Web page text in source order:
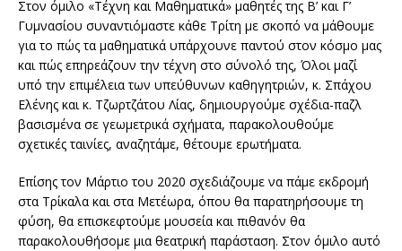
Στον όμιλο «Τέχνη και Μαθηματικά» μαθητές της Β’ και Γ’
Γυμνασίου συναντιόμαστε κάθε Τρίτη με σκοπό να μάθουμε
για το πώς τα μαθηματικά υπάρχουνε παντού στον κόσμο μας
και πώς επηρεάζουν την τέχνη στο σύνολό της, Όλοι μαζί
υπό την επιμέλεια των υπεύθυνων καθηγητριών, κ. Σπάχου
Ελένης και κ. Τζωρτζάτου Λίας, δημιουργούμε σχέδια-παζλ
βασισμένα σε γεωμετρικά σχήματα, παρακολουθούμε
σχετικές ταινίες, αναζητάμε, θέτουμε ερωτήματα.
Επίσης τον Μάρτιο του 2020 σχεδιάζουμε να πάμε εκδρομή
στα Τρίκαλα και στα Μετέωρα, όπου θα παρατηρήσουμε τη
φύση, θα επισκεφτούμε μουσεία και πιθανόν θα
παρακολουθήσομε μια θεατρική παράσταση. Στον όμιλο αυτό